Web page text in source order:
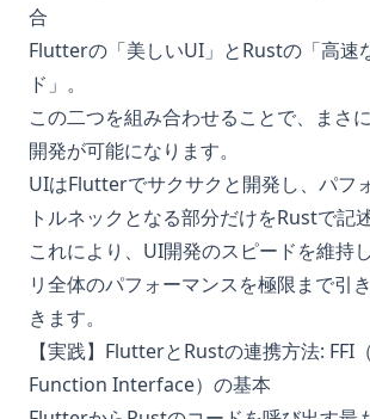
合
Flutterの「美しいUI」とRustの「高速
ド」。
この二つを組み合わせることで、まさ
開発が可能になります。
UIはFlutterでサクサクと開発し、パフ
トルネックとなる部分だけをRustで記
これにより、UI開発のスピードを維持
リ全体のパフォーマンスを極限まで引
きます。
【実践】FlutterとRustの連携方法: FFI
Function Interface）の基本